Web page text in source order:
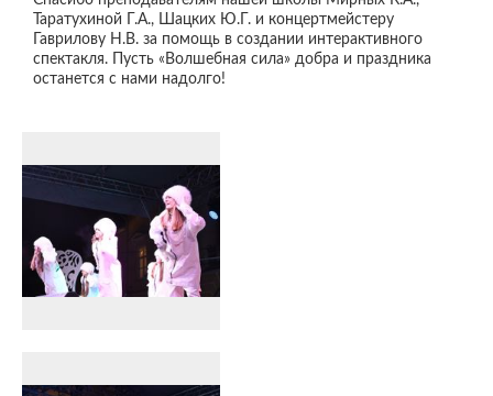
Таратухиной Г.А., Шацких Ю.Г. и концертмейстеру
Гаврилову Н.В. за помощь в создании интерактивного
спектакля. Пусть «Волшебная сила» добра и праздника
останется с нами надолго!